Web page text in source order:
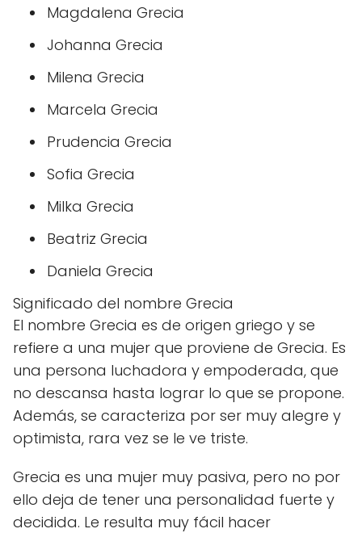
Magdalena Grecia
Johanna Grecia
Milena Grecia
Marcela Grecia
Prudencia Grecia
Sofia Grecia
Milka Grecia
Beatriz Grecia
Daniela Grecia
Significado del nombre Grecia
El nombre Grecia es de origen griego y se
refiere a una mujer que proviene de Grecia. Es
una persona luchadora y empoderada, que
no descansa hasta lograr lo que se propone.
Además, se caracteriza por ser muy alegre y
optimista, rara vez se le ve triste.
Grecia es una mujer muy pasiva, pero no por
ello deja de tener una personalidad fuerte y
decidida. Le resulta muy fácil hacer